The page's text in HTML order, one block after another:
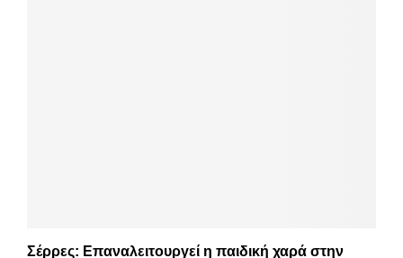
Σέρρες: Επαναλειτουργεί η παιδική χαρά στην